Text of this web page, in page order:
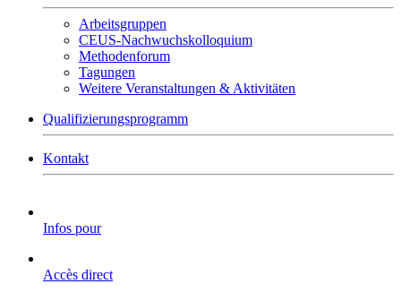
Arbeitsgruppen
CEUS-Nachwuchskolloquium
Methodenforum
Tagungen
Weitere Veranstaltungen & Aktivitäten
Qualifizierungsprogramm
Kontakt
Infos pour
Accès direct